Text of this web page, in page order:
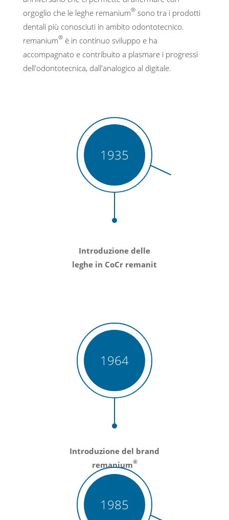
orgoglio che le leghe remanium® sono tra i prodotti
dentali più conosciuti in ambito odontotecnico.
remanium® è in continuo sviluppo e ha
accompagnato e contribuito a plasmare i progressi
dell'odontotecnica, dall'analogico al digitale.
1935
Introduzione delle
leghe in CoCr remanit
1964
Introduzione del brand
remanium®
1985